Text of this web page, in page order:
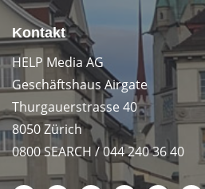
Kontakt
HELP Media AG
Geschäftshaus Airgate
Thurgauerstrasse 40
8050 Zürich
0800 SEARCH / 044 240 36 40